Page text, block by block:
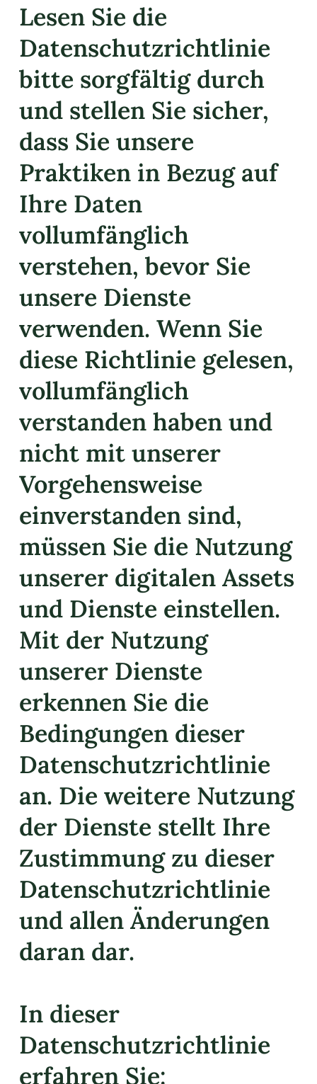
Lesen Sie die
Datenschutzrichtlinie
bitte sorgfältig durch
und stellen Sie sicher,
dass Sie unsere
Praktiken in Bezug auf
Ihre Daten
vollumfänglich
verstehen, bevor Sie
unsere Dienste
verwenden. Wenn Sie
diese Richtlinie gelesen,
vollumfänglich
verstanden haben und
nicht mit unserer
Vorgehensweise
einverstanden sind,
müssen Sie die Nutzung
unserer digitalen Assets
und Dienste einstellen.
Mit der Nutzung
unserer Dienste
erkennen Sie die
Bedingungen dieser
Datenschutzrichtlinie
an. Die weitere Nutzung
der Dienste stellt Ihre
Zustimmung zu dieser
Datenschutzrichtlinie
und allen Änderungen
daran dar.
In dieser
Datenschutzrichtlinie
erfahren Sie: